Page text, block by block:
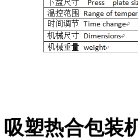
吸塑热合包装